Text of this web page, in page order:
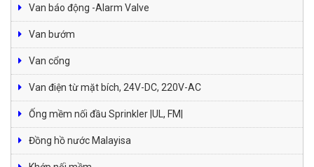
Van báo động -Alarm Valve
Van bướm
Van cổng
Van điện từ mặt bích, 24V-DC, 220V-AC
Ống mềm nối đầu Sprinkler |UL, FM|
Đồng hồ nước Malayisa